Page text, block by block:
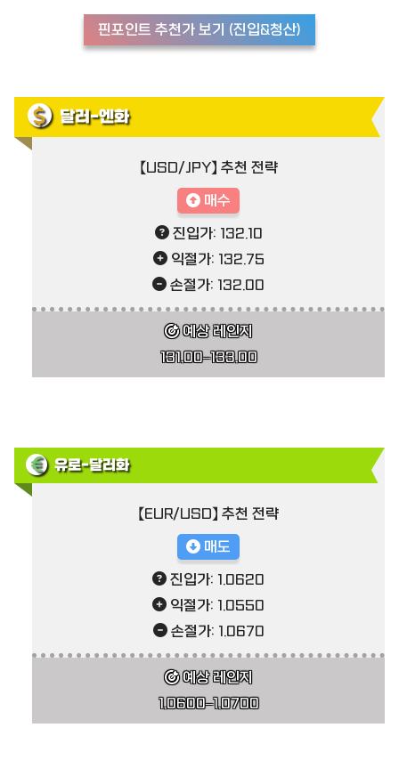
핀포인트 추천가 보기 (진입&청산)
달러-엔화
【USD/JPY】 추천 전략
매수
진입가: 132.10
익절가: 132.75
손절가: 132.00
예상 레인지
131.00–133.00
유로-달러화
【EUR/USD】 추천 전략
매도
진입가: 1.0620
익절가: 1.0550
손절가: 1.0670
예상 레인지
1.0600–1.0700